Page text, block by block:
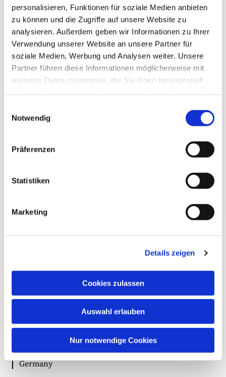
personalisieren, Funktionen für soziale Medien anbieten
zu können und die Zugriffe auf unsere Website zu
analysieren. Außerdem geben wir Informationen zu Ihrer
Verwendung unserer Website an unsere Partner für
soziale Medien, Werbung und Analysen weiter. Unsere
Partner führen diese Informationen möglicherweise mit
weiteren Daten zusammen, die Sie ihnen bereitgestellt
Notwendig
Präferenzen
Statistiken
Marketing
Details zeigen
Cookies zulassen
Auswahl erlauben
Nur notwendige Cookies
Ökumenische Pilgerinitiative Vorpommern e.V.
18528 Bergen auf Rügen
Germany